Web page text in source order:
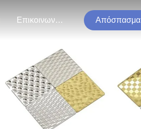
Επικοινωνήστε Μαζί Μας Απόσπασμα